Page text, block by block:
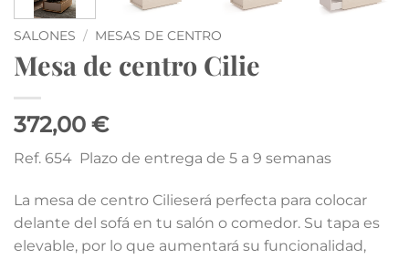
SALONES / MESAS DE CENTRO
Mesa de centro Cilie
372,00 €
Ref. 654 Plazo de entrega de 5 a 9 semanas
La mesa de centro Cilieserá perfecta para colocar
delante del sofá en tu salón o comedor. Su tapa es
elevable, por lo que aumentará su funcionalidad,